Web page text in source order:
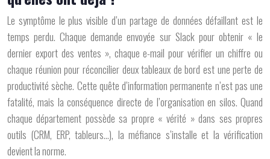
Le symptôme le plus visible d’un partage de données défaillant est le
temps perdu. Chaque demande envoyée sur Slack pour obtenir « le
dernier export des ventes », chaque e-mail pour vérifier un chiffre ou
chaque réunion pour réconcilier deux tableaux de bord est une perte de
productivité sèche. Cette quête d’information permanente n’est pas une
fatalité, mais la conséquence directe de l’organisation en silos. Quand
chaque département possède sa propre « vérité » dans ses propres
outils (CRM, ERP, tableurs…), la méfiance s’installe et la vérification
devient la norme.